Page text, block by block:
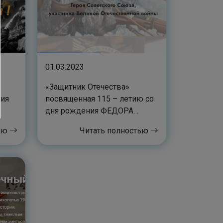
01.03.2023
«Защитник Отечества»
посвященная 115 – летию со
дня рождения ФЕДОРА
(1908–1968), Героя
Советского Союза, участника
Читать полностью